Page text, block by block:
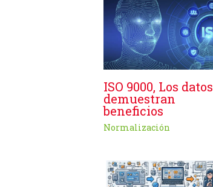
ISO 9000, Los datos
demuestran
beneficios
Normalización